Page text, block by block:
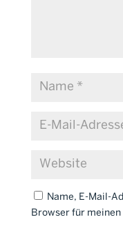
Name, E-Mail-
Browser für